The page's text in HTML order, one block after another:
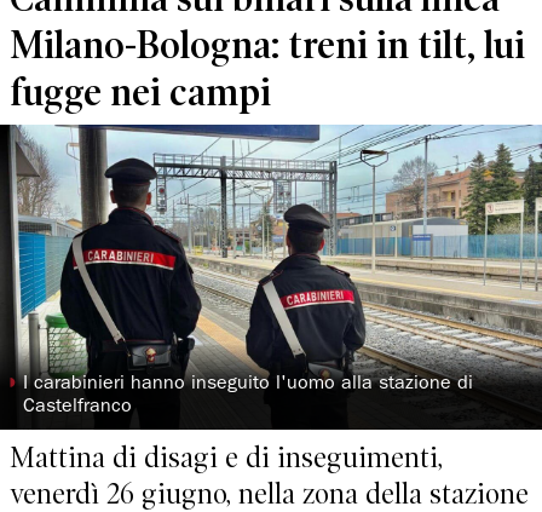
Milano-Bologna: treni in tilt, lui
fugge nei campi
◗I carabinieri hanno inseguito l'uomo alla stazione di
Castelfranco
Mattina di disagi e di inseguimenti,
venerdì 26 giugno, nella zona della stazione